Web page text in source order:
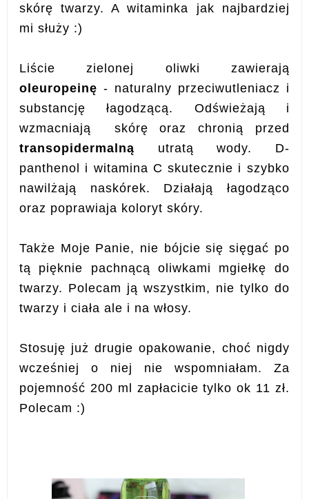
skórę twarzy. A witaminka jak najbardziej
mi służy :)
Liście zielonej oliwki zawierają
oleuropeinę - naturalny przeciwutleniacz i
substancję łagodzącą. Odświeżają i
wzmacniają skórę oraz chronią przed
transopidermalną utratą wody. D-
panthenol i witamina C skutecznie i szybko
nawilżają naskórek. Działają łagodząco
oraz poprawiaja koloryt skóry.
Także Moje Panie, nie bójcie się sięgać po
tą pięknie pachnącą oliwkami mgiełkę do
twarzy. Polecam ją wszystkim, nie tylko do
twarzy i ciała ale i na włosy.
Stosuję już drugie opakowanie, choć nigdy
wcześniej o niej nie wspomniałam. Za
pojemność 200 ml zapłacicie tylko ok 11 zł.
Polecam :)